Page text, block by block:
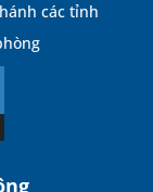
các tỉnh